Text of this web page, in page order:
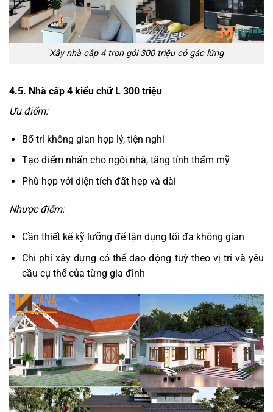
Xây nhà cấp 4 trọn gói 300 triệu có gác lửng
4.5. Nhà cấp 4 kiểu chữ L 300 triệu
Ưu điểm:
Bố trí không gian hợp lý, tiện nghi
Tạo điểm nhấn cho ngôi nhà, tăng tính thẩm mỹ
Phù hợp với diện tích đất hẹp và dài
Nhược điểm:
Cần thiết kế kỹ lưỡng để tận dụng tối đa không gian
Chi phí xây dựng có thể dao động tuỳ theo vị trí và yêu
cầu cụ thể của từng gia đình